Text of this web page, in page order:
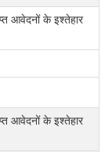
आवेदनों के इश्तेहार
आवेदनों के इश्तेहार